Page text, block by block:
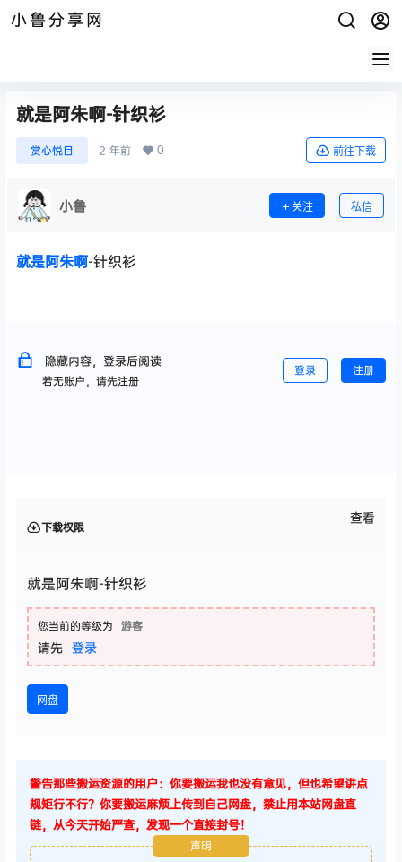
小鲁分享网
就是阿朱啊-针织衫
赏心悦目 2 年前 0 前往下载
小鲁 关注 私信
就是阿朱啊-针织衫
隐藏内容，登录后阅读
若无账户，请先注册
登录 注册
下载权限
查看
就是阿朱啊-针织衫
您当前的等级为 游客
请先 登录
网盘
警告那些搬运资源的用户：你要搬运我也没有意见，但也希望讲点
规矩行不行？你要搬运麻烦上传到自己网盘，禁止用本站网盘直
链，从今天开始严查，发现一个直接封号！
声明